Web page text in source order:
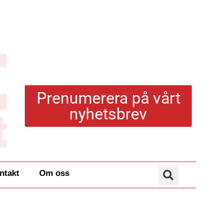
Prenumerera på vårt
nyhetsbrev
Om oss